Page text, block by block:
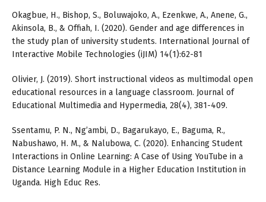
Okagbue, H., Bishop, S., Boluwajoko, A., Ezenkwe, A., Anene, G.,
Akinsola, B., & Offiah, I. (2020). Gender and age differences in
the study plan of university students. International Journal of
Interactive Mobile Technologies (iJIM) 14(1):62-81
Olivier, J. (2019). Short instructional videos as multimodal open
educational resources in a language classroom. Journal of
Educational Multimedia and Hypermedia, 28(4), 381-409.
Ssentamu, P. N., Ng’ambi, D., Bagarukayo, E., Baguma, R.,
Nabushawo, H. M., & Nalubowa, C. (2020). Enhancing Student
Interactions in Online Learning: A Case of Using YouTube in a
Distance Learning Module in a Higher Education Institution in
Uganda. High Educ Res.